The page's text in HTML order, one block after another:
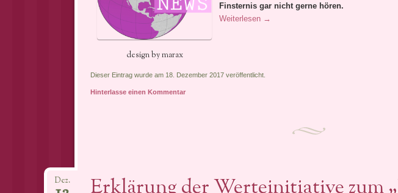
design by marax
Finsternis gar nicht gerne hören.
Weiterlesen →
Dieser Eintrag wurde am 18. Dezember 2017 veröffentlicht.
Hinterlasse einen Kommentar
Dez.